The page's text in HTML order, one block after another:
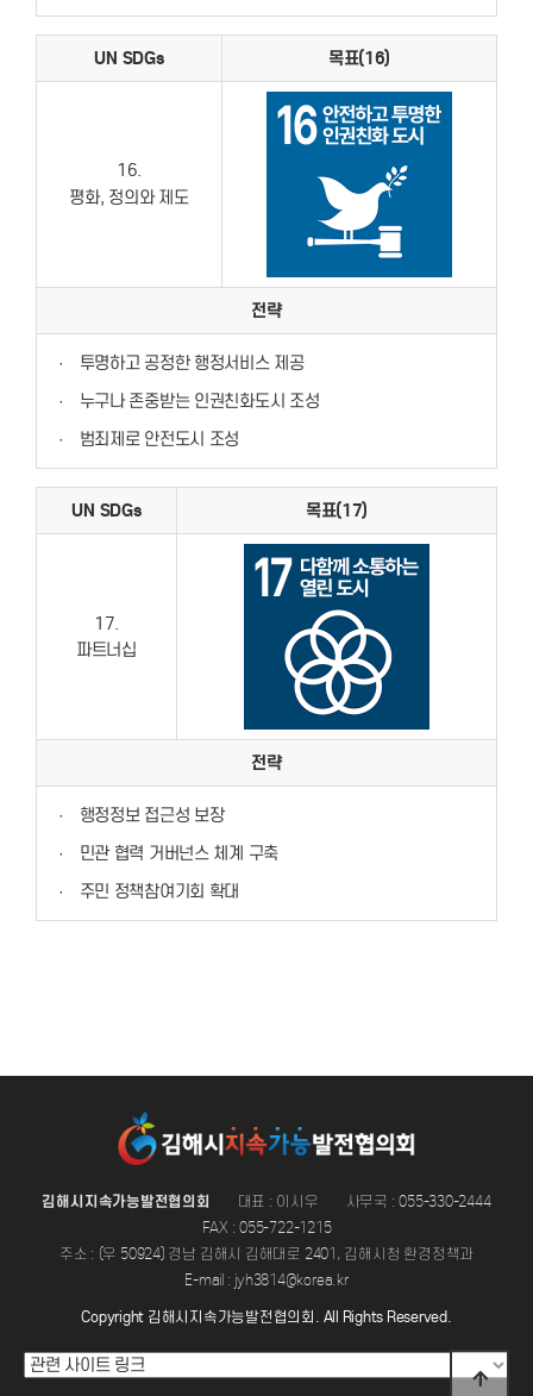
UN SDGs 목표(16)
16.
평화, 정의와 제도
전략
·
투명하고 공정한 행정서비스 제공
·
누구나 존중받는 인권친화도시 조성
·
범죄제로 안전도시 조성
UN SDGs 목표(17)
17.
파트너십
전략
·
행정정보 접근성 보장
·
민관 협력 거버넌스 체계 구축
·
주민 정책참여기회 확대
김해시지속가능발전협의회 대표 : 이시우
사무국 : 055-330-2444
FAX : 055-722-1215
주소 : (우 50924) 경남 김해시 김해대로 2401, 김해시청 환경정책과
E-mail : jyh3814@korea.kr
Copyright 김해시지속가능발전협의회. All Rights Reserved.